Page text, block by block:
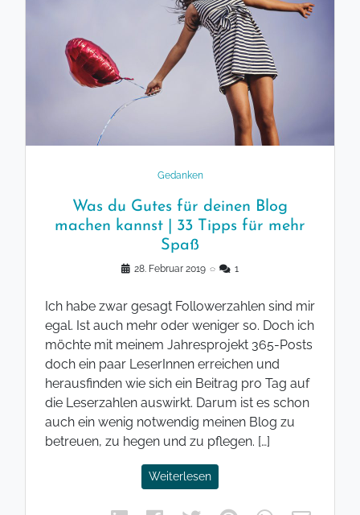
Gedanken
Was du Gutes für deinen Blog
machen kannst | 33 Tipps für mehr
Spaß
28. Februar 2019 ◌ 1
Ich habe zwar gesagt Followerzahlen sind mir
egal. Ist auch mehr oder weniger so. Doch ich
möchte mit meinem Jahresprojekt 365-Posts
doch ein paar LeserInnen erreichen und
herausfinden wie sich ein Beitrag pro Tag auf
die Leserzahlen auswirkt. Darum ist es schon
auch ein wenig notwendig meinen Blog zu
betreuen, zu hegen und zu pflegen. […]
Weiterlesen